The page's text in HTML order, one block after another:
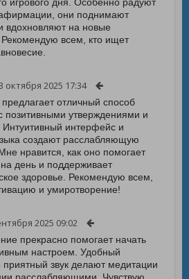
они поднимают
вдохновляют на новые
всем, кто ищет
октября 2025 17:34
отличный способ
позитивными утверждениями и
интерфейс и
создают расслабляющую
нравится, как оно помогает
на день и поддерживает
здоровье. Рекомендую всем,
и умиротворение!
2025 09:02
прекрасно помогает начать
настроем. Удобный
звук делают медитации